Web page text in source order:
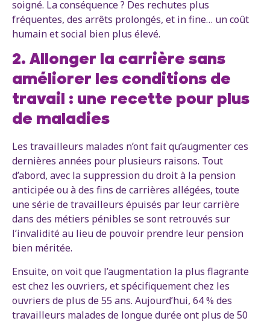
soigné. La conséquence ? Des rechutes plus
fréquentes, des arrêts prolongés, et in fine… un coût
humain et social bien plus élevé.
2. Allonger la carrière sans
améliorer les conditions de
travail : une recette pour plus
de maladies
Les travailleurs malades n’ont fait qu’augmenter ces
dernières années pour plusieurs raisons. Tout
d’abord, avec la suppression du droit à la pension
anticipée ou à des fins de carrières allégées, toute
une série de travailleurs épuisés par leur carrière
dans des métiers pénibles se sont retrouvés sur
l’invalidité au lieu de pouvoir prendre leur pension
bien méritée.
Ensuite, on voit que l’augmentation la plus flagrante
est chez les ouvriers, et spécifiquement chez les
ouvriers de plus de 55 ans. Aujourd’hui, 64 % des
travailleurs malades de longue durée ont plus de 50